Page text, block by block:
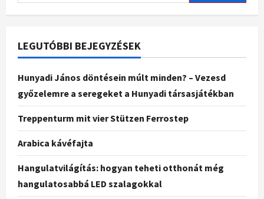
LEGUTÓBBI BEJEGYZÉSEK
Hunyadi János döntésein múlt minden? – Vezesd
győzelemre a seregeket a Hunyadi társasjátékban
Treppenturm mit vier Stützen Ferrostep
Arabica kávéfajta
Hangulatvilágítás: hogyan teheti otthonát még
hangulatosabbá LED szalagokkal